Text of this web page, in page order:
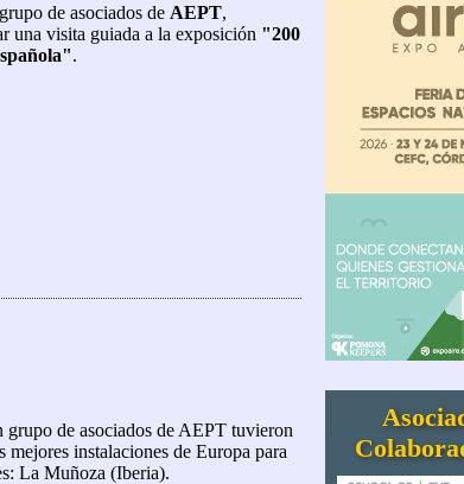
de asociados de AEPT,
una visita guiada a la exposición "200
.
a la exposición “200 años de historia de la Policía
grupo de asociados de AEPT tuvieron
instalaciones de Europa para
La Muñoza (Iberia).